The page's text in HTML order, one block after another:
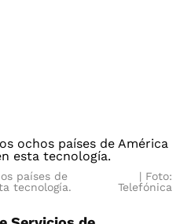
países de
tecnología.
Foto:
Telefónica